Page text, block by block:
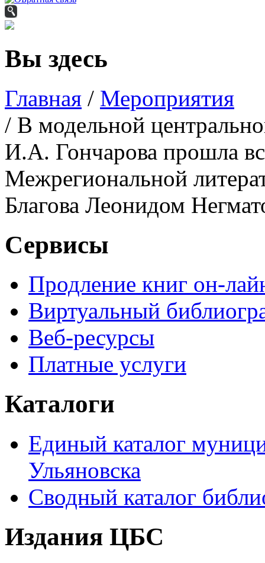
Вы здесь
Главная / Мероприятия
/ В модельной
И.А. Гончарова прошла
Межрегиональной
Благова Леонидом
Сервисы
Продление книг он-
Виртуальный
Веб-ресурсы
Платные услуги
Каталоги
Единый каталог
Ульяновска
Сводный каталог
Издания ЦБС